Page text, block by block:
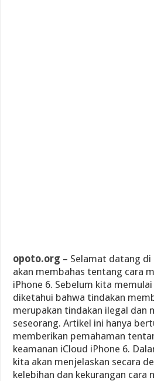
opoto.org – Selamat datang
akan membahas tentang cara
iPhone 6. Sebelum kita
diketahui bahwa tindakan
merupakan tindakan ilegal dan
seseorang. Artikel ini hanya
memberikan pemahaman
keamanan iCloud iPhone 6.
kita akan menjelaskan secara
kelebihan dan kekurangan cara